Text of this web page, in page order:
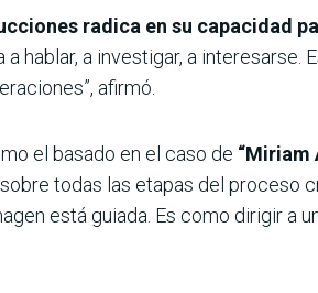
radica en su capacidad
hablar, a investigar, a interesarse.
afirmó.
el basado en el caso de “Miriam
todas las etapas del proceso
está guiada. Es como dirigir a